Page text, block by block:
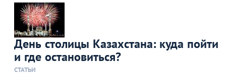
День столицы Казахстана: куда пойти
и где остановиться?
СТАТЬИ